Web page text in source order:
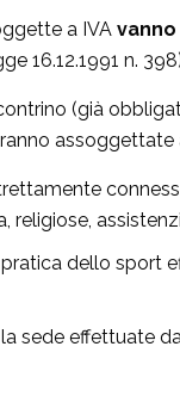
a IVA
16.12.1991 n.
(già
religiose,
dello
sede effettuate